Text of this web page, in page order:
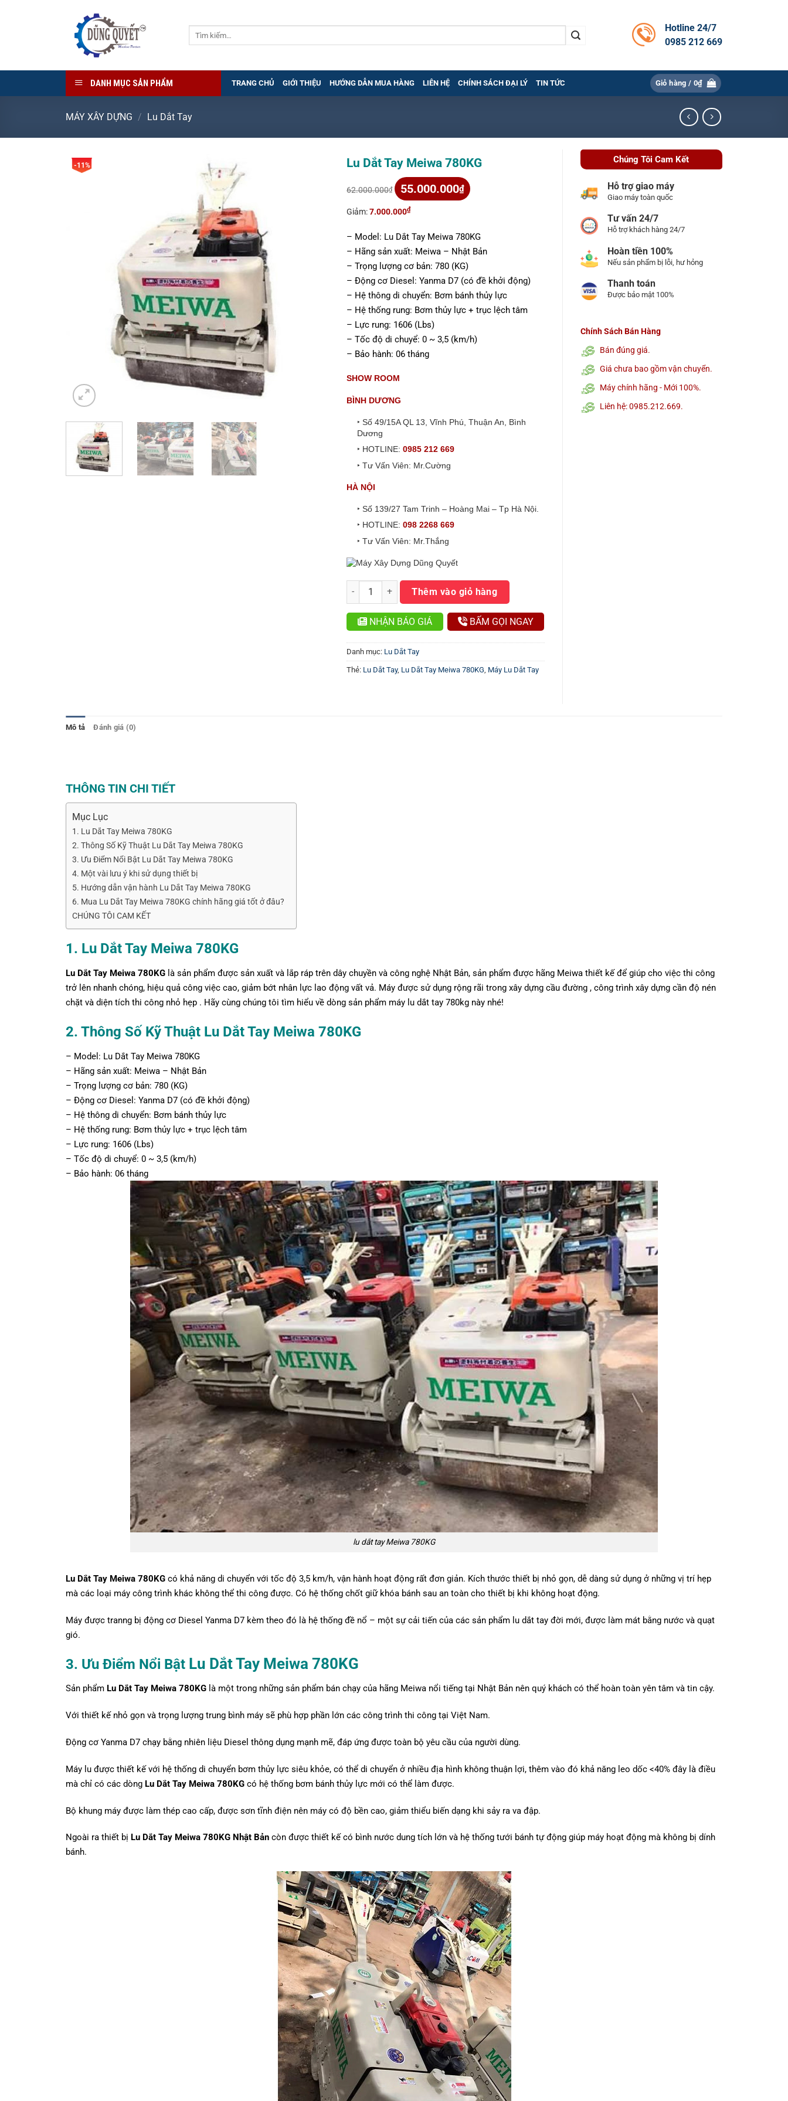
Hotline 24/7
0985 212 669
DANH MỤC SẢN PHẨM TRANG CHỦ GIỚI THIỆU HƯỚNG DẪN MUA HÀNG LIÊN HỆ CHÍNH SÁCH ĐẠI LÝ TIN TỨC Giỏ hàng / 0₫
MÁY XÂY DỰNG / Lu Dắt Tay
-11% Lu Dắt Tay Meiwa 780KG
62.000.000₫
gốc
là:
62.000.000₫.
55.000.000₫
hiện
tại
là:
Giảm:7.000.000₫
– Model: Lu Dắt Tay Meiwa 780KG
– Hãng sản xuất: Meiwa – Nhật Bản
– Trọng lượng cơ bản: 780 (KG)
– Động cơ Diesel: Yanma D7 (có đề khởi động)
– Hệ thông di chuyển: Bơm bánh thủy lực
– Hệ thống rung: Bơm thủy lực + trục lệch tâm
– Lực rung: 1606 (Lbs)
– Tốc độ di chuyể: 0 ~ 3,5 (km/h)
– Bảo hành: 06 tháng
SHOW ROOM
BÌNH DƯƠNG
‣ Số 49/15A QL 13, Vĩnh Phú, Thuận An, Bình
Dương
‣ HOTLINE:0985 212 669
‣ Tư Vấn Viên: Mr.Cường
HÀ NỘI
‣ Số 139/27 Tam Trinh – Hoàng Mai – Tp Hà Nội.
‣ HOTLINE:098 2268 669
‣ Tư Vấn Viên: Mr.Thắng
Lu Dắt Tay Meiwa 780KG số lượng
Thêm vào giỏ hàng
NHẬN BÁO GIÁ BẤM GỌI NGAY
Danh mục: Lu Dắt Tay
Thẻ: Lu Dắt Tay, Lu Dắt Tay Meiwa 780KG, Máy Lu Dắt Tay
Chúng Tôi Cam Kết
Hỗ trợ giao máy
Giao máy toàn quốc
Tư vấn 24/7
Hỗ trợ khách hàng 24/7
Hoàn tiền 100%
Nếu sản phẩm bị lỗi, hư hỏng
Thanh toán
Được bảo mật 100%
Chính Sách Bán Hàng
Bán đúng giá.
Giá chưa bao gồm vận chuyển.
Máy chính hãng - Mới 100%.
Liên hệ: 0985.212.669.
Mô tả Đánh giá (0)
THÔNG TIN CHI TIẾT
Mục Lục
1. Lu Dắt Tay Meiwa 780KG
2. Thông Số Kỹ Thuật Lu Dắt Tay Meiwa 780KG
3. Ưu Điểm Nổi Bật Lu Dắt Tay Meiwa 780KG
4. Một vài lưu ý khi sử dụng thiết bị
5. Hướng dẫn vận hành Lu Dắt Tay Meiwa 780KG
6. Mua Lu Dắt Tay Meiwa 780KG chính hãng giá tốt ở đâu?
CHÚNG TÔI CAM KẾT
1. Lu Dắt Tay Meiwa 780KG
Lu Dắt Tay Meiwa 780KG là sản phẩm được sản xuất và lắp ráp trên dây chuyền và công nghệ Nhật Bản, sản phẩm được hãng Meiwa thiết kế để giúp cho việc thi công
trở lên nhanh chóng, hiệu quả công việc cao, giảm bớt nhân lực lao động vất vả. Máy được sử dụng rộng rãi trong xây dựng cầu đường , công trình xây dựng cần độ nén
chặt và diện tích thi công nhỏ hẹp . Hãy cùng chúng tôi tìm hiểu về dòng sản phẩm máy lu dắt tay 780kg này nhé!
2. Thông Số Kỹ Thuật Lu Dắt Tay Meiwa 780KG
– Model: Lu Dắt Tay Meiwa 780KG
– Hãng sản xuất: Meiwa – Nhật Bản
– Trọng lượng cơ bản: 780 (KG)
– Động cơ Diesel: Yanma D7 (có đề khởi động)
– Hệ thông di chuyển: Bơm bánh thủy lực
– Hệ thống rung: Bơm thủy lực + trục lệch tâm
– Lực rung: 1606 (Lbs)
– Tốc độ di chuyể: 0 ~ 3,5 (km/h)
– Bảo hành: 06 tháng
lu dắt tay Meiwa 780KG
Lu Dắt Tay Meiwa 780KG có khả năng di chuyển với tốc độ 3,5 km/h, vận hành hoạt động rất đơn giản. Kích thước thiết bị nhỏ gọn, dễ dàng sử dụng ở những vị trí hẹp
mà các loại máy công trình khác không thể thi công được. Có hệ thống chốt giữ khóa bánh sau an toàn cho thiết bị khi không hoạt động.
Máy được tranng bị động cơ Diesel Yanma D7 kèm theo đó là hệ thống đề nổ – một sự cải tiến của các sản phẩm lu dắt tay đời mới, được làm mát bằng nước và quạt
gió.
3. Ưu Điểm Nổi Bật Lu Dắt Tay Meiwa 780KG
Sản phẩm Lu Dắt Tay Meiwa 780KG là một trong những sản phẩm bán chạy của hãng Meiwa nổi tiếng tại Nhật Bản nên quý khách có thể hoàn toàn yên tâm và tin cậy.
Với thiết kế nhỏ gọn và trọng lượng trung bình máy sẽ phù hợp phần lớn các công trình thi công tại Việt Nam.
Động cơ Yanma D7 chạy bằng nhiên liệu Diesel thông dụng mạnh mẽ, đáp ứng được toàn bộ yêu cầu của người dùng.
Máy lu được thiết kế với hệ thống di chuyển bơm thủy lực siêu khỏe, có thể di chuyển ở nhiều địa hình không thuận lợi, thêm vào đó khả năng leo dốc <40% đây là điều
mà chỉ có các dòng Lu Dắt Tay Meiwa 780KG có hệ thống bơm bánh thủy lực mới có thể làm được.
Bộ khung máy được làm thép cao cấp, được sơn tĩnh điện nên máy có độ bền cao, giảm thiểu biến dạng khi sảy ra va đập.
Ngoài ra thiết bị Lu Dắt Tay Meiwa 780KG Nhật Bản còn được thiết kế có bình nước dung tích lớn và hệ thống tưới bánh tự động giúp máy hoạt động mà không bị dính
bánh.